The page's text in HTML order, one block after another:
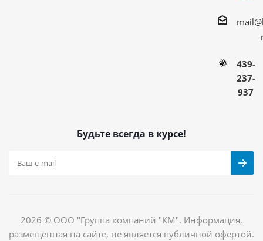
439-
237-
937
Будьте всегда в курсе!
2026 © ООО "Группа компаний "КМ". Информация,
размещённая на сайте, не является публичной офертой.